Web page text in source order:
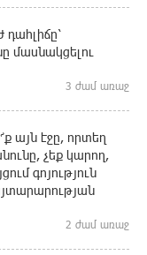
մասնակցելու
3 ժամ առաջ
այն էջը, որտեղ
չեք կարող,
գոյություն
2 ժամ առաջ